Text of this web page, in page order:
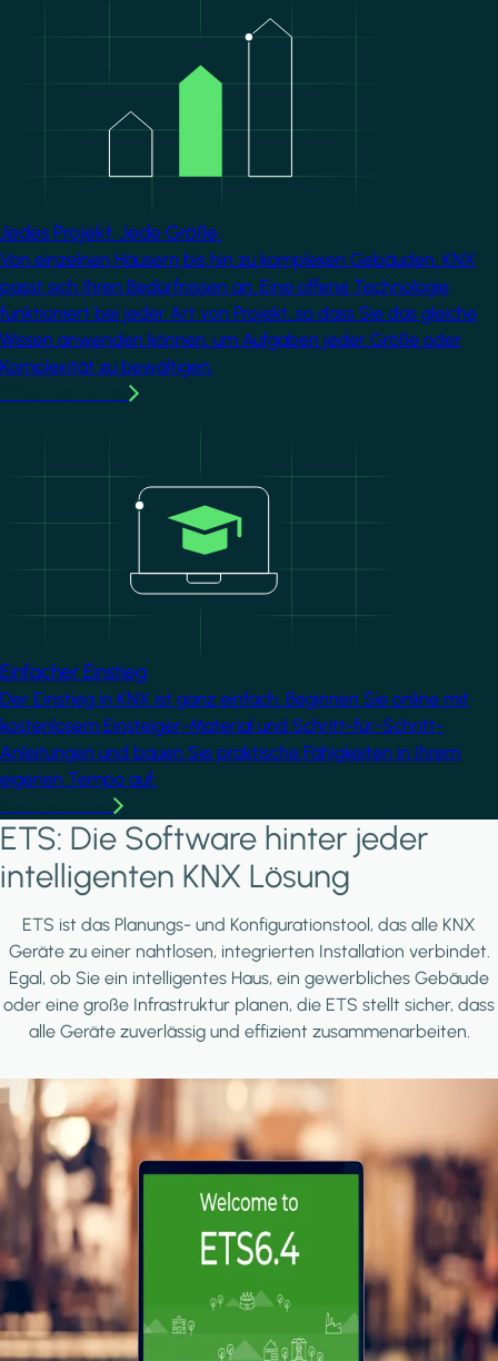
Jedes Projekt. Jede Größe.
Von einzelnen Häusern bis hin zu komplexen Gebäuden, KNX
passt sich Ihren Bedürfnissen an. Eine offene Technologie
funktioniert bei jeder Art von Projekt, so dass Sie das gleiche
Wissen anwenden können, um Aufgaben jeder Größe oder
Komplexität zu bewältigen.
Einfacher Einstieg
Der Einstieg in KNX ist ganz einfach. Beginnen Sie online mit
kostenlosem Einsteiger-Material und Schritt-für-Schritt-
Anleitungen und bauen Sie praktische Fähigkeiten in Ihrem
eigenen Tempo auf.
ETS: Die Software hinter jeder
intelligenten KNX Lösung
ETS ist das Planungs- und Konfigurationstool, das alle KNX
Geräte zu einer nahtlosen, integrierten Installation verbindet.
Egal, ob Sie ein intelligentes Haus, ein gewerbliches Gebäude
oder eine große Infrastruktur planen, die ETS stellt sicher, dass
alle Geräte zuverlässig und effizient zusammenarbeiten.
Image